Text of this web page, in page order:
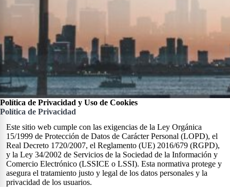
Política de Privacidad y Uso de Cookies
Política de Privacidad
Este sitio web cumple con las exigencias de la Ley Orgánica
15/1999 de Protección de Datos de Carácter Personal (LOPD), el
Real Decreto 1720/2007, el Reglamento (UE) 2016/679 (RGPD),
y la Ley 34/2002 de Servicios de la Sociedad de la Información y
Comercio Electrónico (LSSICE o LSSI). Esta normativa protege y
asegura el tratamiento justo y legal de los datos personales y la
privacidad de los usuarios.